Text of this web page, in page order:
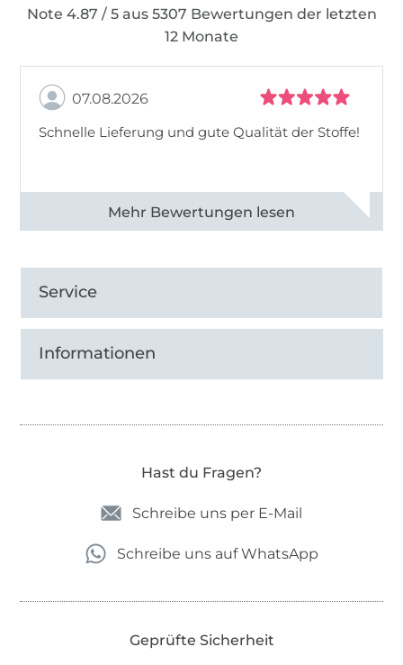
Note 4.87 / 5 aus 5307 Bewertungen der letzten
12 Monate
07.08.2026
Schnelle Lieferung und gute Qualität der Stoffe!
Alle 82968 Bewertungen ansehen
Service
Informationen
Hast du Fragen?
Schreibe uns per E-Mail
Schreibe uns auf WhatsApp
Geprüfte Sicherheit